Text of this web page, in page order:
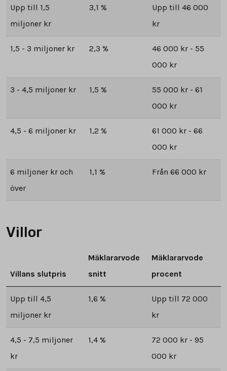
Upp till 1,5
miljoner kr
3,1 %
Upp till 46 000
kr
1,5 - 3 miljoner kr 2,3 %
46 000 kr - 55
000 kr
3 - 4,5 miljoner kr 1,5 %
55 000 kr - 61
000 kr
4,5 - 6 miljoner kr 1,2 %
61 000 kr - 66
000 kr
6 miljoner kr och
över
1,1 % Från 66 000 kr
Villor
Villans slutpris
Mäklararvode
snitt
Mäklararvode
procent
Upp till 4,5
miljoner kr
1,6 %
Upp till 72 000
kr
4,5 - 7,5 miljoner
kr
1,4 %
72 000 kr - 95
000 kr